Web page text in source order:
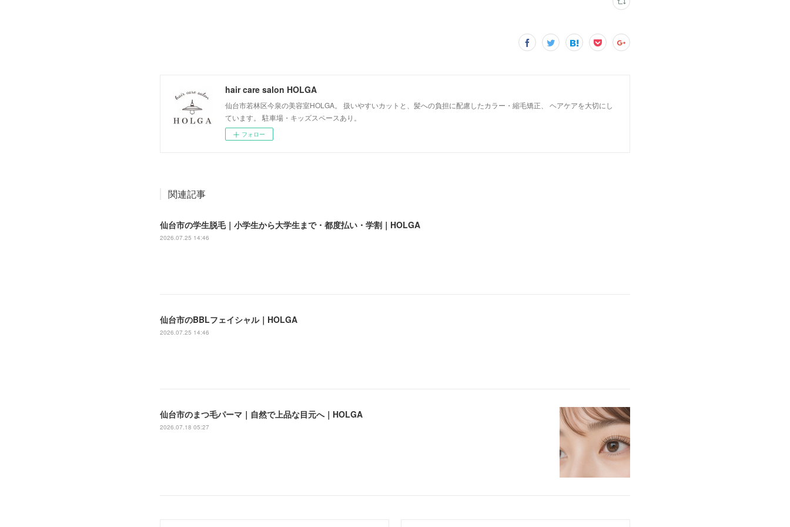
hair care salon HOLGA
仙台市若林区今泉の美容室HOLGA。 扱いやすいカットと、髪への負担に配慮したカラー・縮毛矯正、 ヘアケアを大切にし
ています。 駐車場・キッズスペースあり。
フォロー
関連記事
仙台市の学生脱毛｜小学生から大学生まで・都度払い・学割｜HOLGA
2026.07.25 14:46
仙台市のBBLフェイシャル｜HOLGA
2026.07.25 14:46
仙台市のまつ毛パーマ｜自然で上品な目元へ｜HOLGA
2026.07.18 05:27